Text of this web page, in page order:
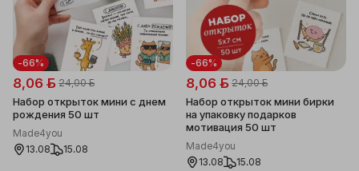
-66%
8,06 ƃ 24,00 ƃ
Набор открыток мини с днем
рождения 50 шт
Made4you
13.08
15.08
-66%
8,06 ƃ 24,00 ƃ
Набор открыток мини бирки
на упаковку подарков
мотивация 50 шт
Made4you
13.08
15.08